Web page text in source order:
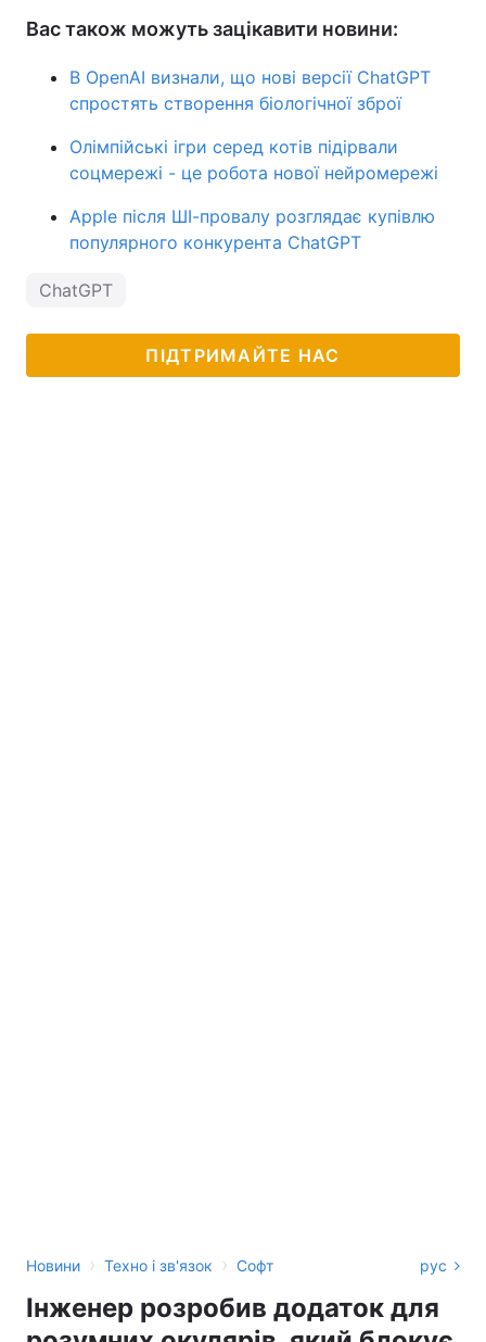
Вас також можуть зацікавити новини:
В OpenAI визнали, що нові версії ChatGPT
спростять створення біологічної зброї
Олімпійські ігри серед котів підірвали
соцмережі - це робота нової нейромережі
Apple після ШІ-провалу розглядає купівлю
популярного конкурента ChatGPT
ChatGPT
ПІДТРИМАЙТЕ НАС
Новини › Техно і зв'язок › Софт рус
Інженер розробив додаток для